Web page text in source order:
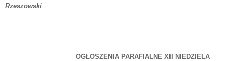
Rzeszowski
OGŁOSZENIA PARAFIALNE XII NIEDZIELA